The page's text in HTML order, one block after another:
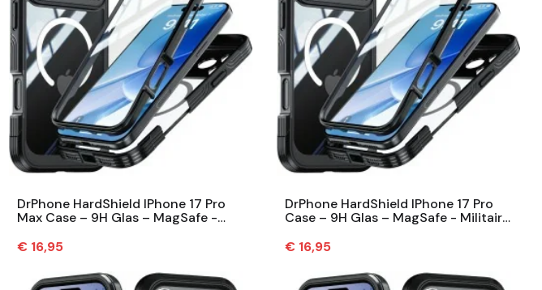
DrPhone HardShield IPhone 17 Pro
Max Case – 9H Glas – MagSafe -
Prijs
€ 16,95
DrPhone HardShield IPhone 17 Pro
Case – 9H Glas – MagSafe - Militaire
Prijs
€ 16,95